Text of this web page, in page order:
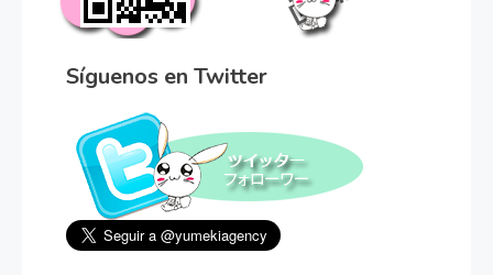
Síguenos en Twitter